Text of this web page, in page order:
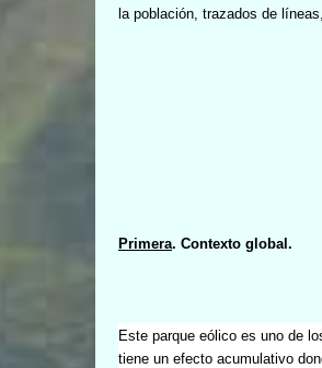
la población, trazados de
Primera. Contexto global.
Este parque eólico es uno de
tiene un efecto acumulativo